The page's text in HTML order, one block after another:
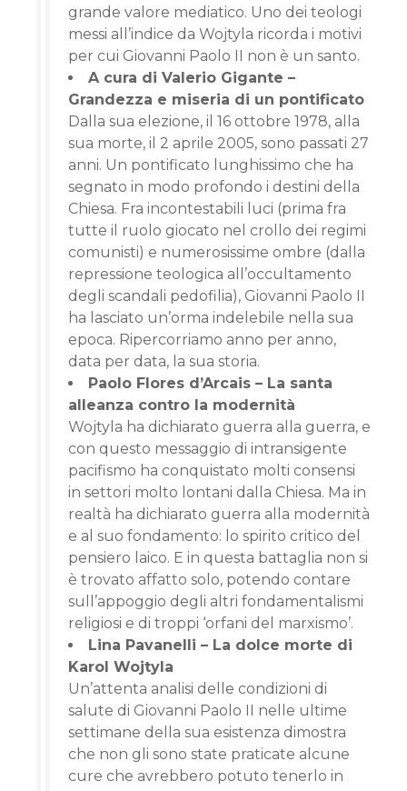
grande valore mediatico. Uno dei teologi
messi all’indice da Wojtyla ricorda i motivi
per cui Giovanni Paolo II non è un santo.
A cura di Valerio Gigante –
Grandezza e miseria di un pontificato
Dalla sua elezione, il 16 ottobre 1978, alla
sua morte, il 2 aprile 2005, sono passati 27
anni. Un pontificato lunghissimo che ha
segnato in modo profondo i destini della
Chiesa. Fra incontestabili luci (prima fra
tutte il ruolo giocato nel crollo dei regimi
comunisti) e numerosissime ombre (dalla
repressione teologica all’occultamento
degli scandali pedofilia), Giovanni Paolo II
ha lasciato un’orma indelebile nella sua
epoca. Ripercorriamo anno per anno,
data per data, la sua storia.
Paolo Flores d’Arcais – La santa
alleanza contro la modernità
Wojtyla ha dichiarato guerra alla guerra, e
con questo messaggio di intransigente
pacifismo ha conquistato molti consensi
in settori molto lontani dalla Chiesa. Ma in
realtà ha dichiarato guerra alla modernità
e al suo fondamento: lo spirito critico del
pensiero laico. E in questa battaglia non si
è trovato affatto solo, potendo contare
sull’appoggio degli altri fondamentalismi
religiosi e di troppi ‘orfani del marxismo’.
Lina Pavanelli – La dolce morte di
Karol Wojtyla
Un’attenta analisi delle condizioni di
salute di Giovanni Paolo II nelle ultime
settimane della sua esistenza dimostra
che non gli sono state praticate alcune
cure che avrebbero potuto tenerlo in